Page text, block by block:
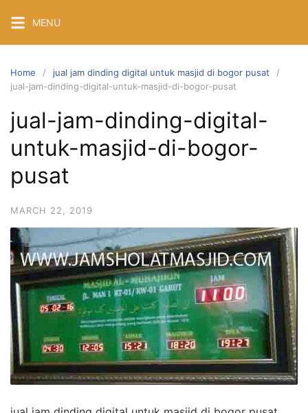
content
MENU
Home
jual jam dinding digital untuk masjid di bogor pusat
jual-jam-dinding-digital-untuk-masjid-di-bogor-pusat
jual-jam-dinding-digital-
untuk-masjid-di-bogor-
pusat
MARCH 22, 2019